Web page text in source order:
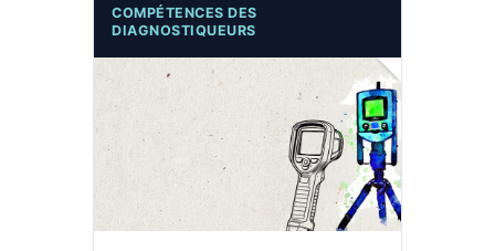
COMPÉTENCES DES
DIAGNOSTIQUEURS